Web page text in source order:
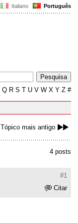
Italiano Português
Q R S T U V W X Y Z #
Tópico mais antigo
4 posts
#1
Citar